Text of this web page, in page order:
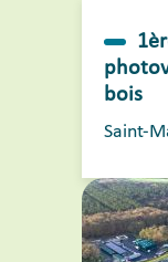
bois
Saint-